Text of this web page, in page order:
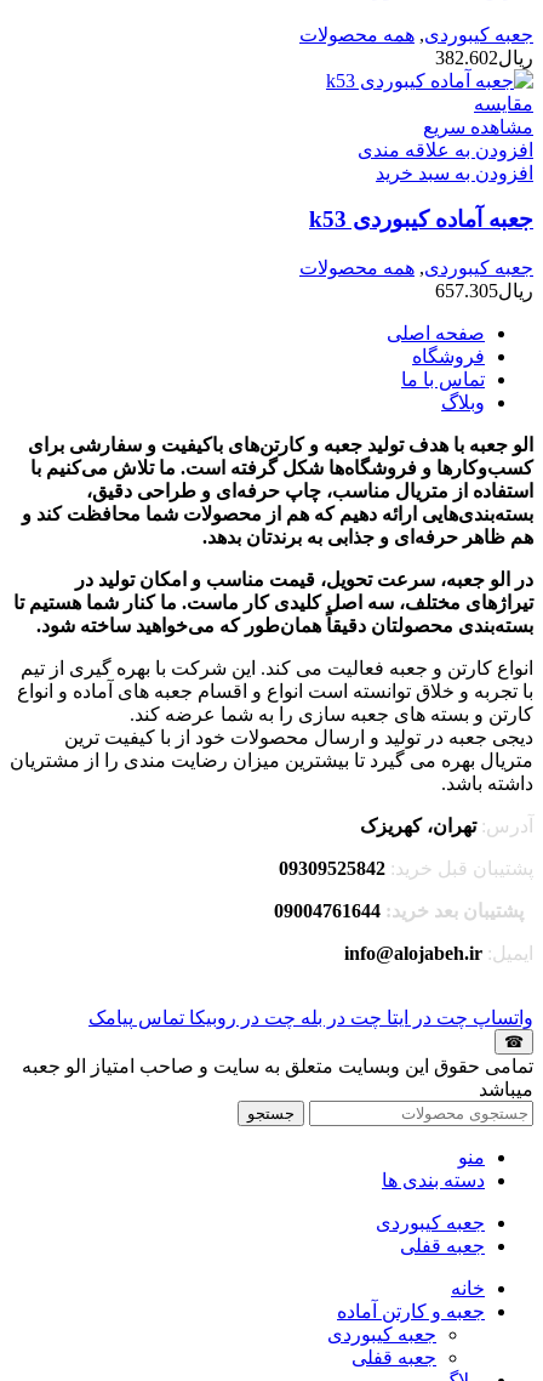
جعبه کیبوردی, همه محصولات
ریال382.602
مقایسه
مشاهده سریع
افزودن به علاقه مندی
افزودن به سبد خرید
جعبه آماده کیبوردی k53
جعبه کیبوردی, همه محصولات
ریال657.305
صفحه اصلی
فروشگاه
تماس با ما
وبلاگ
الو جعبه با هدف تولید جعبه و کارتن‌های باکیفیت و سفارشی برای
کسب‌وکارها و فروشگاه‌ها شکل گرفته است. ما تلاش می‌کنیم با
استفاده از متریال مناسب، چاپ حرفه‌ای و طراحی دقیق،
بسته‌بندی‌هایی ارائه دهیم که هم از محصولات شما محافظت کند و
هم ظاهر حرفه‌ای و جذابی به برندتان بدهد.
در الو جعبه، سرعت تحویل، قیمت مناسب و امکان تولید در
تیراژهای مختلف، سه اصل کلیدی کار ماست. ما کنار شما هستیم تا
بسته‌بندی محصولتان دقیقاً همان‌طور که می‌خواهید ساخته شود.
انواع کارتن و جعبه فعالیت می کند. این شرکت با بهره گیری از تیم
با تجربه و خلاق توانسته است انواع و اقسام جعبه های آماده و انواع
کارتن و بسته های جعبه سازی را به شما عرضه کند.
دیجی جعبه در تولید و ارسال محصولات خود از با کیفیت ترین
متریال بهره می گیرد تا بیشترین میزان رضایت مندی را از مشتریان
داشته باشد.
آدرس:تهران، کهریزک
پشتیبان قبل خرید: 09309525842
پشتیبان بعد خرید:
ایمیل: info@alojabeh.ir
واتساپ چت در ایتا چت در بله چت در روبیکا تماس پیامک
☎
تمامی حقوق این وبسایت متعلق به سایت و صاحب امتیاز الو جعبه
میباشد
جستجو
منو
دسته بندی ها
جعبه کیبوردی
جعبه قفلی
خانه
جعبه و کارتن آماده
جعبه کیبوردی
جعبه قفلی